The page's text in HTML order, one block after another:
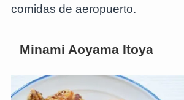
comidas de aeropuerto.
Minami Aoyama Itoya